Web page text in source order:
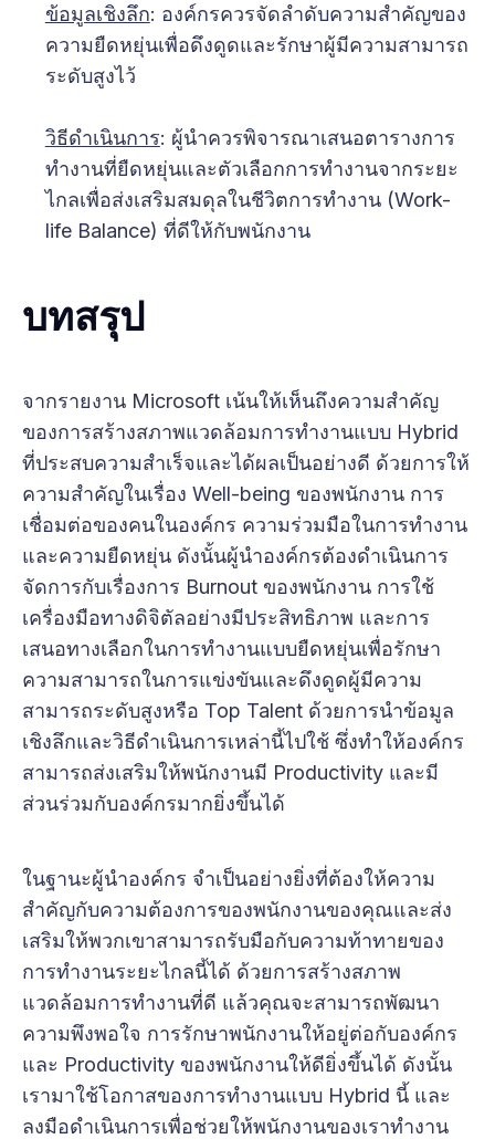
ข้อมูลเชิงลึก: องค์กรควรจัดลำดับความสำคัญของ
ความยืดหยุ่นเพื่อดึงดูดและรักษาผู้มีความสามารถ
ระดับสูงไว้
วิธีดำเนินการ: ผู้นำควรพิจารณาเสนอตารางการ
ทำงานที่ยืดหยุ่นและตัวเลือกการทำงานจากระยะ
ไกลเพื่อส่งเสริมสมดุลในชีวิตการทำงาน (Work-
life Balance) ที่ดีให้กับพนักงาน
บทสรุป
จากรายงาน Microsoft เน้นให้เห็นถึงความสำคัญ
ของการสร้างสภาพแวดล้อมการทำงานแบบ Hybrid
ที่ประสบความสำเร็จและได้ผลเป็นอย่างดี ด้วยการให้
ความสำคัญในเรื่อง Well-being ของพนักงาน การ
เชื่อมต่อของคนในองค์กร ความร่วมมือในการทำงาน
และความยืดหยุ่น ดังนั้นผู้นำองค์กรต้องดำเนินการ
จัดการกับเรื่องการ Burnout ของพนักงาน การใช้
เครื่องมือทางดิจิตัลอย่างมีประสิทธิภาพ และการ
เสนอทางเลือกในการทำงานแบบยืดหยุ่นเพื่อรักษา
ความสามารถในการแข่งขันและดึงดูดผู้มีความ
สามารถระดับสูงหรือ Top Talent ด้วยการนำข้อมูล
เชิงลึกและวิธีดำเนินการเหล่านี้ไปใช้ ซึ่งทำให้องค์กร
สามารถส่งเสริมให้พนักงานมี Productivity และมี
ส่วนร่วมกับองค์กรมากยิ่งขึ้นได้
ในฐานะผู้นำองค์กร จำเป็นอย่างยิ่งที่ต้องให้ความ
สำคัญกับความต้องการของพนักงานของคุณและส่ง
เสริมให้พวกเขาสามารถรับมือกับความท้าทายของ
การทำงานระยะไกลนี้ได้ ด้วยการสร้างสภาพ
แวดล้อมการทำงานที่ดี แล้วคุณจะสามารถพัฒนา
ความพึงพอใจ การรักษาพนักงานให้อยู่ต่อกับองค์กร
และ Productivity ของพนักงานให้ดียิ่งขึ้นได้ ดังนั้น
เรามาใช้โอกาสของการทำงานแบบ Hybrid นี้ และ
ลงมือดำเนินการเพื่อช่วยให้พนักงานของเราทำงาน